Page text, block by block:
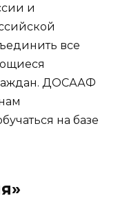
и
все
ДОСААФ
на базе